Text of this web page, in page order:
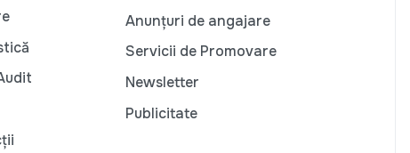
Anunțuri de angajare
Servicii de Promovare
Newsletter
Publicitate